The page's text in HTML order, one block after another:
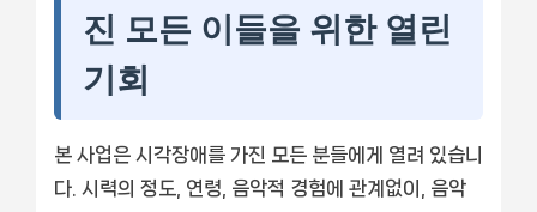
진 모든 이들을 위한 열린
기회
본 사업은 시각장애를 가진 모든 분들에게 열려 있습니
다. 시력의 정도, 연령, 음악적 경험에 관계없이, 음악